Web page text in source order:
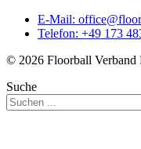
E-Mail:
Telefon: +49 173
© 2026 Floorball Verband
Suche